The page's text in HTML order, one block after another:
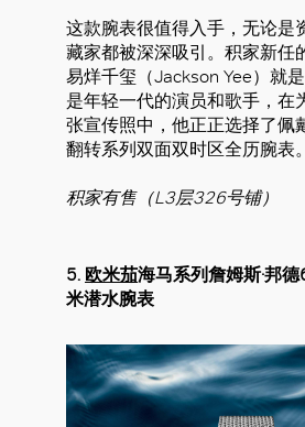
这款腕表很值得入手，无论是
藏家都被深深吸引。积家新任
易烊千玺（Jackson Yee）就
是年轻一代的演员和歌手，在
张宣传照中，他正正选择了佩
翻转系列双面双时区全历腕表。
积家有售（L3层326号铺）
5. 欧米茄海马系列詹姆斯·邦
米潜水腕表